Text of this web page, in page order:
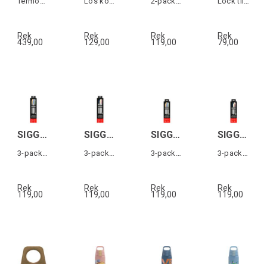
Rek
439,00
Rek
129,00
Rek
119,00
Rek
79,00
SIGG HELIA STRAW SET DAY Large
Rek
119,00
SIGG HELIA STRAW SET NIGHT Large
Rek
119,00
SIGG HELIA STRAW SET DAY Small
Rek
119,00
SIGG HELIA STRAW SET NIGHT Small
Rek
119,00